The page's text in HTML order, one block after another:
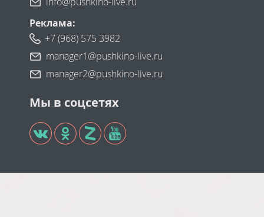
Реклама:
+7 (968) 575 3982
manager1@pushkino-live.ru
manager2@pushkino-live.ru
Мы в соцсетях